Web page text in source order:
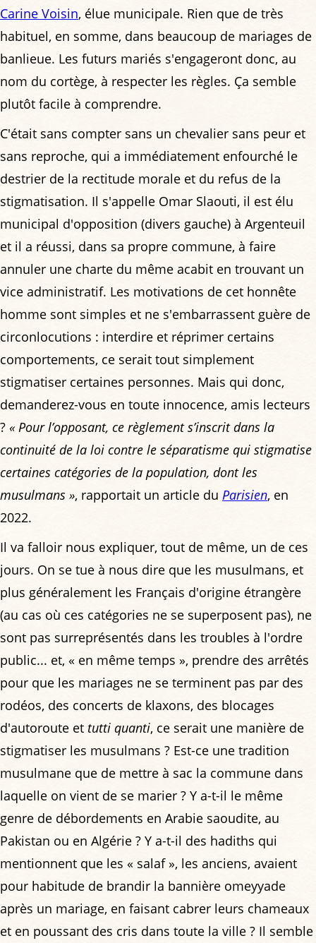
Carine Voisin, élue municipale. Rien que de très
habituel, en somme, dans beaucoup de mariages de
banlieue. Les futurs mariés s'engageront donc, au
nom du cortège, à respecter les règles. Ça semble
plutôt facile à comprendre.
C'était sans compter sans un chevalier sans peur et
sans reproche, qui a immédiatement enfourché le
destrier de la rectitude morale et du refus de la
stigmatisation. Il s'appelle Omar Slaouti, il est élu
municipal d'opposition (divers gauche) à Argenteuil
et il a réussi, dans sa propre commune, à faire
annuler une charte du même acabit en trouvant un
vice administratif. Les motivations de cet honnête
homme sont simples et ne s'embarrassent guère de
circonlocutions : interdire et réprimer certains
comportements, ce serait tout simplement
stigmatiser certaines personnes. Mais qui donc,
demanderez-vous en toute innocence, amis lecteurs
? « Pour l’opposant, ce règlement s’inscrit dans la
continuité de la loi contre le séparatisme qui stigmatise
certaines catégories de la population, dont les
musulmans », rapportait un article du Parisien, en
2022.
Il va falloir nous expliquer, tout de même, un de ces
jours. On se tue à nous dire que les musulmans, et
plus généralement les Français d'origine étrangère
(au cas où ces catégories ne se superposent pas), ne
sont pas surreprésentés dans les troubles à l'ordre
public... et, « en même temps », prendre des arrêtés
pour que les mariages ne se terminent pas par des
rodéos, des concerts de klaxons, des blocages
d'autoroute et tutti quanti, ce serait une manière de
stigmatiser les musulmans ? Est-ce une tradition
musulmane que de mettre à sac la commune dans
laquelle on vient de se marier ? Y a-t-il le même
genre de débordements en Arabie saoudite, au
Pakistan ou en Algérie ? Y a-t-il des hadiths qui
mentionnent que les « salaf », les anciens, avaient
pour habitude de brandir la bannière omeyyade
après un mariage, en faisant cabrer leurs chameaux
et en poussant des cris dans toute la ville ? Il semble